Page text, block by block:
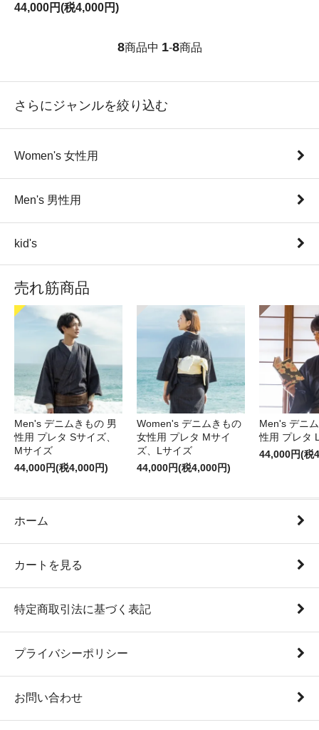
44,000円(税4,000円)
8商品中 1-8商品
さらにジャンルを絞り込む
Women's 女性用
Men's 男性用
kid's
売れ筋商品
Men's デニムきもの 男
性用 プレタ Sサイズ、
Mサイズ
44,000円(税4,000円)
Women's デニムきもの
女性用 プレタ Mサイ
ズ、Lサイズ
44,000円(税4,000円)
Men's デニ
性用 プレタ
44,000円(税
ホーム
カートを見る
特定商取引法に基づく表記
プライバシーポリシー
お問い合わせ